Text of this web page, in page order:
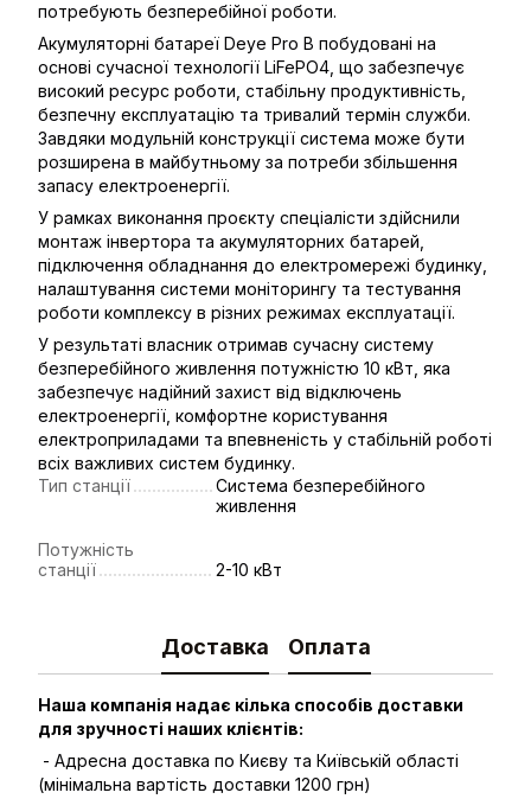
потребують безперебійної роботи.
Акумуляторні батареї Deye Pro B побудовані на
основі сучасної технології LiFePO4, що забезпечує
високий ресурс роботи, стабільну продуктивність,
безпечну експлуатацію та тривалий термін служби.
Завдяки модульній конструкції система може бути
розширена в майбутньому за потреби збільшення
запасу електроенергії.
У рамках виконання проєкту спеціалісти здійснили
монтаж інвертора та акумуляторних батарей,
підключення обладнання до електромережі будинку,
налаштування системи моніторингу та тестування
роботи комплексу в різних режимах експлуатації.
У результаті власник отримав сучасну систему
безперебійного живлення потужністю 10 кВт, яка
забезпечує надійний захист від відключень
електроенергії, комфортне користування
електроприладами та впевненість у стабільній роботі
всіх важливих систем будинку.
Тип станції
Система безперебійного
живлення
Потужність
станції
2-10 кВт
Доставка Оплата
Наша компанія надає кілька способів доставки
для зручності наших клієнтів:
- Адресна доставка по Києву та Київській області
(мінімальна вартість доставки 1200 грн)